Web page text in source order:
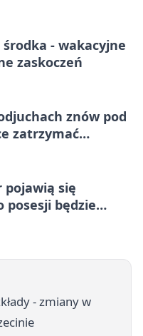
- wakacyjne
zaskoczeń
znów pod
zatrzymać
pojawią się
posesji będzie
- zmiany w